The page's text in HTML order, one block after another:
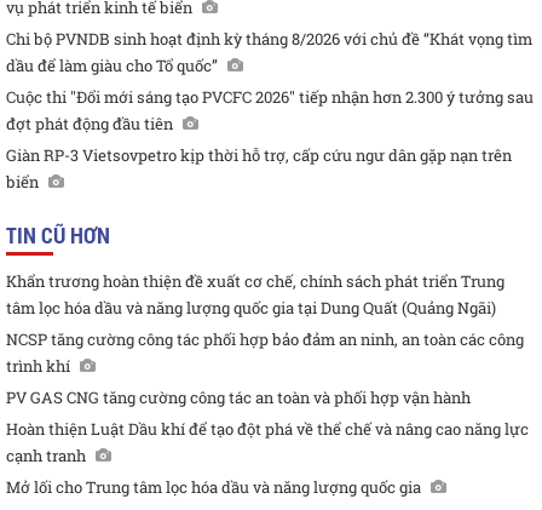
vụ phát triển kinh tế biển
Chi bộ PVNDB sinh hoạt định kỳ tháng 8/2026 với chủ đề “Khát vọng tìm
dầu để làm giàu cho Tổ quốc”
Cuộc thi "Đổi mới sáng tạo PVCFC 2026" tiếp nhận hơn 2.300 ý tưởng sau
đợt phát động đầu tiên
Giàn RP-3 Vietsovpetro kịp thời hỗ trợ, cấp cứu ngư dân gặp nạn trên
biển
TIN CŨ HƠN
Khẩn trương hoàn thiện đề xuất cơ chế, chính sách phát triển Trung
tâm lọc hóa dầu và năng lượng quốc gia tại Dung Quất (Quảng Ngãi)
NCSP tăng cường công tác phối hợp bảo đảm an ninh, an toàn các công
trình khí
PV GAS CNG tăng cường công tác an toàn và phối hợp vận hành
Hoàn thiện Luật Dầu khí để tạo đột phá về thể chế và nâng cao năng lực
cạnh tranh
Mở lối cho Trung tâm lọc hóa dầu và năng lượng quốc gia